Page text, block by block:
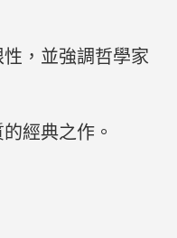
，並強調哲學家
經典之作。